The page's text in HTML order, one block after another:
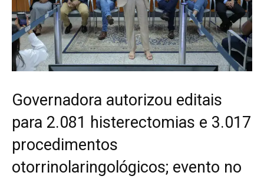
Governadora autorizou editais
para 2.081 histerectomias e 3.017
procedimentos
otorrinolaringológicos; evento no